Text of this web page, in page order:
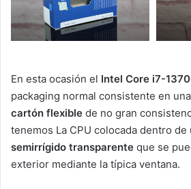
En esta ocasión el Intel Core i7-
packaging normal consistente en
cartón flexible de no gran
tenemos La CPU colocada dentro
semirrígido transparente que se
exterior mediante la típica ventana.